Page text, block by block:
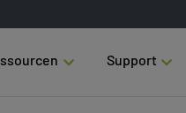
Support